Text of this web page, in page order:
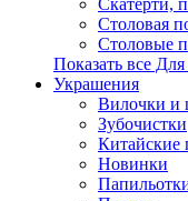
Скатерти,
Столовая
Столовые
Показать все
Украшения
Вилочки и
Зубочистки
Китайские
Новинки